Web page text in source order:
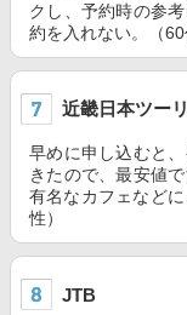
クし、予約時の参
約を入れない。（60
近畿日本ツー
早めに申し込むと
きたので、最安値
有名なカフェなど
性）
JTB